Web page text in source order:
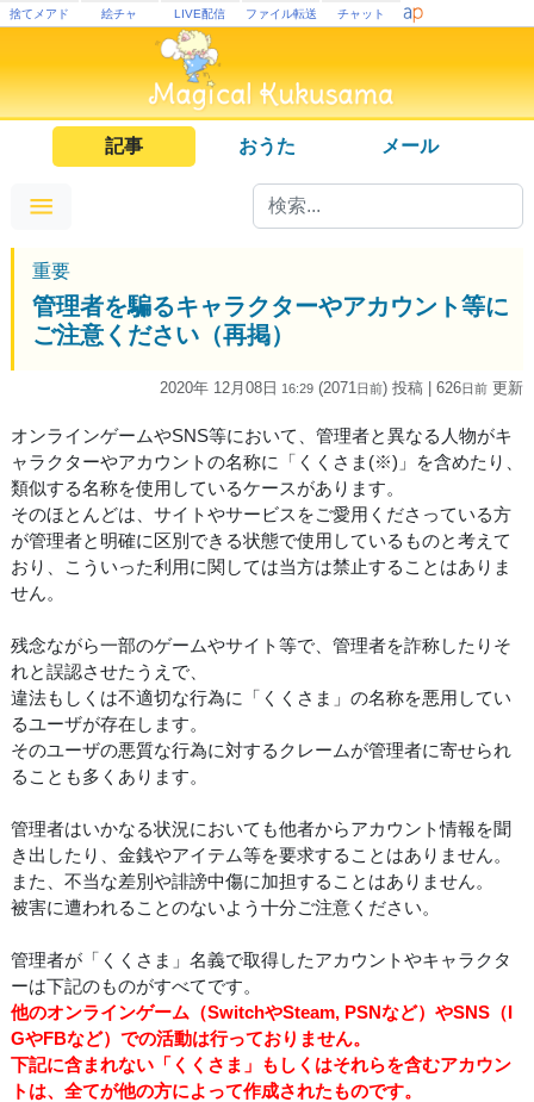
捨てメアド 絵チャ LIVE配信 ファイル転送 チャット
記事 おうた メール
重要
管理者を騙るキャラクターやアカウント等に
ご注意ください（再掲）
2020年 12月08日 16:29 (2071 日前) 投稿 | 626日前 更新
オンラインゲームやSNS等において、管理者と異なる人物がキ
ャラクターやアカウントの名称に「くくさま(※)」を含めたり、
類似する名称を使用しているケースがあります。
そのほとんどは、サイトやサービスをご愛用くださっている方
が管理者と明確に区別できる状態で使用しているものと考えて
おり、こういった利用に関しては当方は禁止することはありま
せん。
残念ながら一部のゲームやサイト等で、管理者を詐称したりそ
れと誤認させたうえで、
違法もしくは不適切な行為に「くくさま」の名称を悪用してい
るユーザが存在します。
そのユーザの悪質な行為に対するクレームが管理者に寄せられ
ることも多くあります。
管理者はいかなる状況においても他者からアカウント情報を聞
き出したり、金銭やアイテム等を要求することはありません。
また、不当な差別や誹謗中傷に加担することはありません。
被害に遭われることのないよう十分ご注意ください。
管理者が「くくさま」名義で取得したアカウントやキャラクタ
ーは下記のものがすべてです。
他のオンラインゲーム（SwitchやSteam, PSNなど）やSNS（I
GやFBなど）での活動は行っておりません。
下記に含まれない「くくさま」もしくはそれらを含むアカウン
トは、全てが他の方によって作成されたものです。